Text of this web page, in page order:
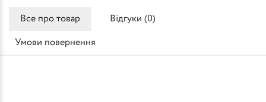
Все про товар Відгуки (0)
Умови повернення